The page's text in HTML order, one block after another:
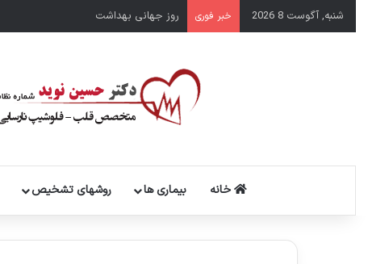
شنبه, آگوست 8 2026 خبر فوری سال نو مبارک
خانه بیماری ها روشهای تشخیص